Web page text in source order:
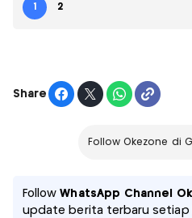
1 2
Share
Follow Okezone di
FollowWhatsApp Channel
update berita terbaru setiap